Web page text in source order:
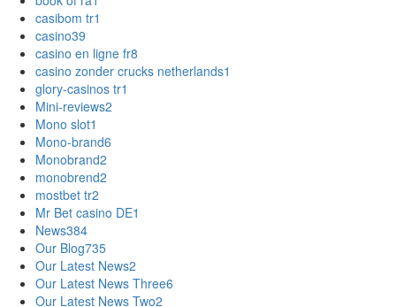
casibom tr1
casino39
casino en ligne fr8
casino zonder crucks netherlands1
glory-casinos tr1
Mini-reviews2
Mono slot1
Mono-brand6
Monobrand2
monobrend2
mostbet tr2
Mr Bet casino DE1
News384
Our Blog735
Our Latest News2
Our Latest News Three6
Our Latest News Two2